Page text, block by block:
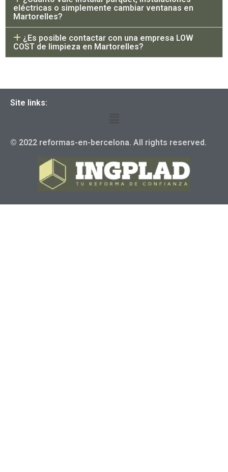
eléctricas o simplemente cambiar ventanas en
Martorelles?
¿Es posible contactar con una empresa LOW
COST de limpieza en Martorelles?
Site links:
© 2022 reformas-en-bercelona. All rights reserved.